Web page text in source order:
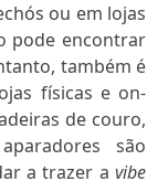
ou em lojas
pode encontrar
também é
físicas e on-
de couro,
são
a trazer a vibe